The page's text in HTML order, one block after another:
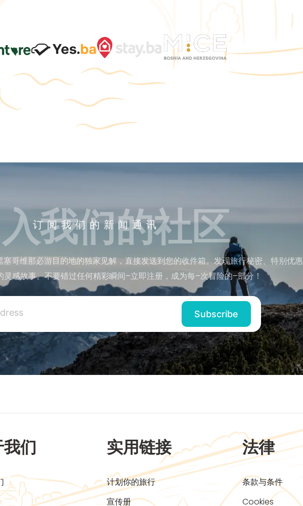
订阅我们的新闻通讯
我们的社区
哥维那必游目的地的独家见解，直接发送到您的收件箱。发现旅行秘密、特别优惠
灵感故事。不要错过任何精彩瞬间–立即注册，成为每–次冒险的–部分！
们 实用链接
计划你的旅行
宣传册
法律
条款与条件
Cookies